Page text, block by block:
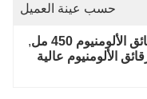
حسب عينة العميل
450 مل
,
آلة حاويات رقائق الألومنيوم عالية